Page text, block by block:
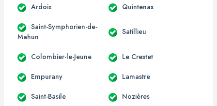
Ardoix Quintenas
Saint-Symphorien-de-
Mahun
Satillieu
Colombier-le-Jeune Le Crestet
Empurany Lamastre
Saint-Basile Nozières